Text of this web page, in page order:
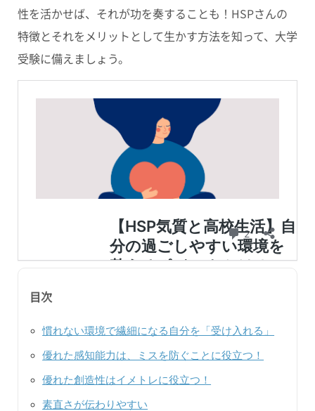
性を活かせば、それが功を奏することも！HSPさんの
特徴とそれをメリットとして生かす方法を知って、大学
受験に備えましょう。
目次
慣れない環境で繊細になる自分を「受け入れる」
優れた感知能力は、ミスを防ぐことに役立つ！
優れた創造性はイメトレに役立つ！
素直さが伝わりやすい